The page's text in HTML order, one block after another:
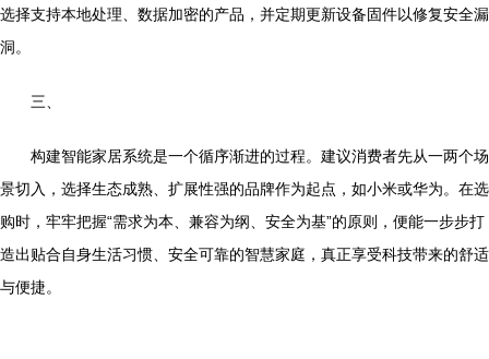
选择支持本地处理、数据加密的产品，并定期更新设备固件以修复安全漏
洞。
三、
构建智能家居系统是一个循序渐进的过程。建议消费者先从一两个场
景切入，选择生态成熟、扩展性强的品牌作为起点，如小米或华为。在选
购时，牢牢把握“需求为本、兼容为纲、安全为基”的原则，便能一步步打
造出贴合自身生活习惯、安全可靠的智慧家庭，真正享受科技带来的舒适
与便捷。